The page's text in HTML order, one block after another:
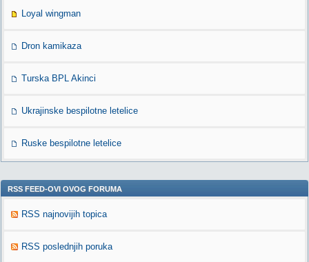
Loyal wingman
Dron kamikaza
Turska BPL Akinci
Ukrajinske bespilotne letelice
Ruske bespilotne letelice
RSS FEED-OVI OVOG FORUMA
RSS najnovijih topica
RSS poslednjih poruka